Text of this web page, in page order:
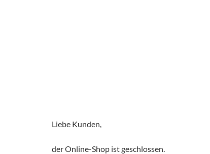
Liebe Kunden,
der Online-Shop ist geschlossen.